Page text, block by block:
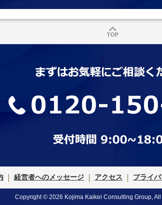
経営者へのメッセージ アクセス プライ
Copyright © 2026 Kojima Kaikei Consulting Group,